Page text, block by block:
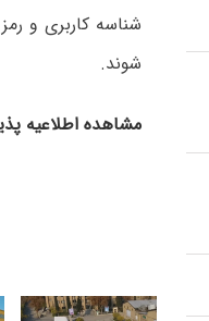
شناسه کاربری و
شوند.
مشاهده اطلاعیه پذیرش